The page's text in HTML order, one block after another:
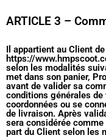
ARTICLE 3 –
Il appartient au Client
https://
selon les modalités
met dans son panier,
avant de valider sa
conditions générales
coordonnées ou se
de livraison. Après
sera considérée
part du Client selon les